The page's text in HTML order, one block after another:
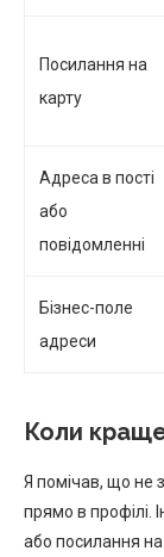
Посилання на
карту
Адреса в пості
або
повідомленні
Бізнес-поле
адреси
Коли
Я помічав, що не
прямо в профілі.
або посилання